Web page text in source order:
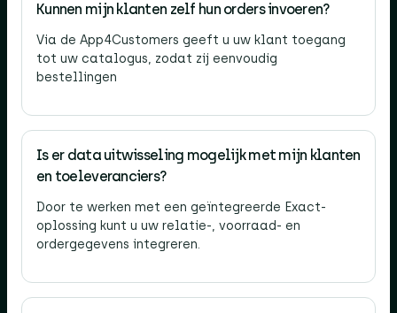
Kunnen mijn klanten zelf hun orders invoeren?
Via de App4Customers geeft u uw klant toegang
tot uw catalogus, zodat zij eenvoudig
bestellingen
Is er data uitwisseling mogelijk met mijn klanten
en toeleveranciers?
Door te werken met een geïntegreerde Exact-
oplossing kunt u uw relatie-, voorraad- en
ordergegevens integreren.